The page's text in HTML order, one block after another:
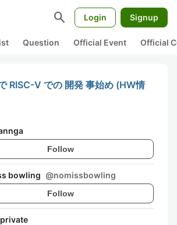
search Login Signup
Question Official Event Official
RISC-V での 開発 事始め (HW情
Follow
bowling @nomissbowling
Follow